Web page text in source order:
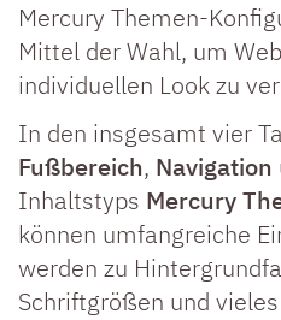
Mercury Themen-
Mittel der Wahl, um
individuellen Look zu
In den insgesamt vier
Fußbereich, Navigation
Inhaltstyps Mercury
können umfangreiche
werden zu
Schriftgrößen und